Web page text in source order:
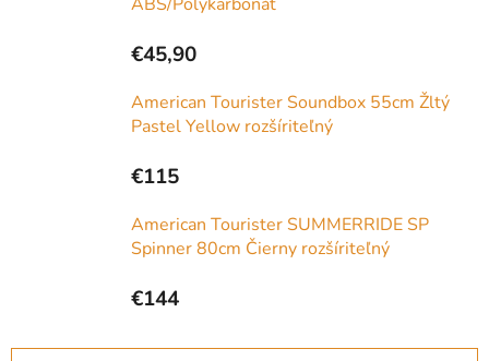
€45,90
American Tourister Soundbox 55cm Žltý
Pastel Yellow rozšíriteľný
€115
American Tourister SUMMERRIDE SP
Spinner 80cm Čierny rozšíriteľný
€144